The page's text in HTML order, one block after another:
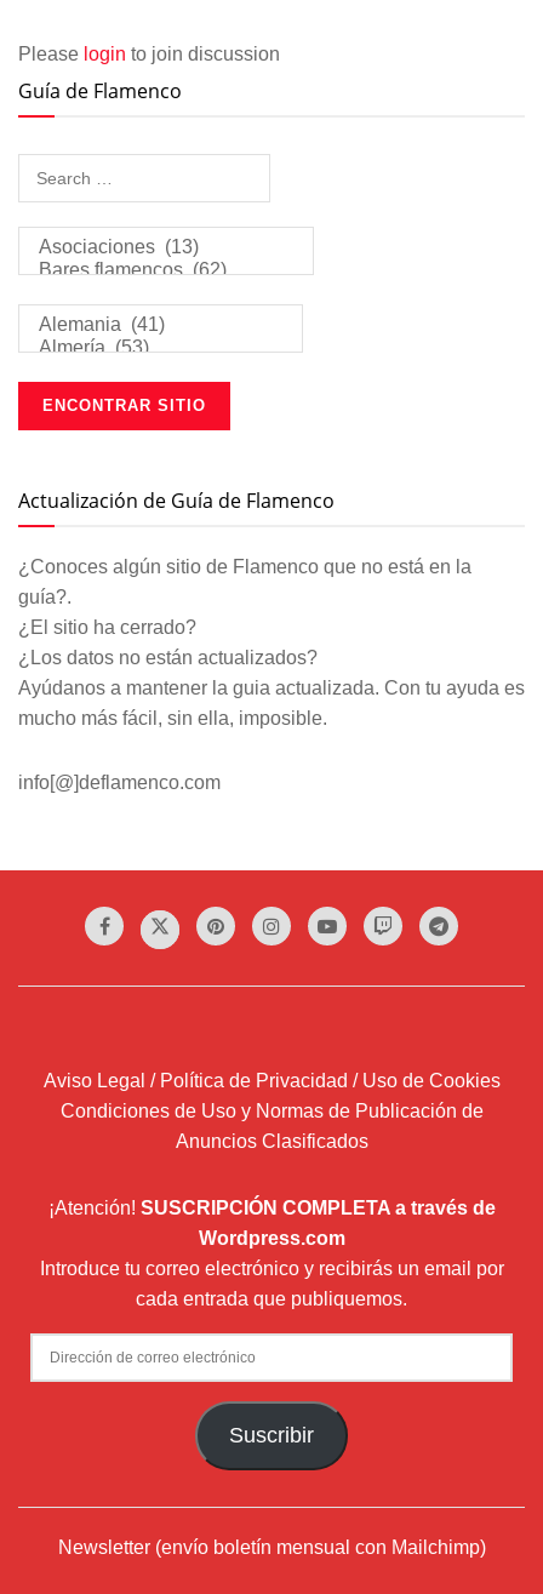
Please login to join discussion
Guía de Flamenco
Actualización de Guía de Flamenco
¿Conoces algún sitio de Flamenco que no está en la
guía?.
¿El sitio ha cerrado?
¿Los datos no están actualizados?
Ayúdanos a mantener la guia actualizada. Con tu ayuda es
mucho más fácil, sin ella, imposible.
info[@]deflamenco.com
Aviso Legal / Política de Privacidad / Uso de Cookies
Condiciones de Uso y Normas de Publicación de
Anuncios Clasificados
¡Atención! SUSCRIPCIÓN COMPLETA a través de
Wordpress.com
Introduce tu correo electrónico y recibirás un email por
cada entrada que publiquemos.
Dirección
de
Suscribir
Newsletter (envío boletín mensual con Mailchimp)